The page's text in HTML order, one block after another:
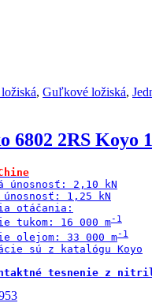
, Guľkové ložiská,
6802 2RS Koyo
únosnosť: 2,10 kN
1,25 kN
otáčania:
tukom: 16 000 m
olejom: 33 000 m
sú z katalógu Koyo
tesnenie z